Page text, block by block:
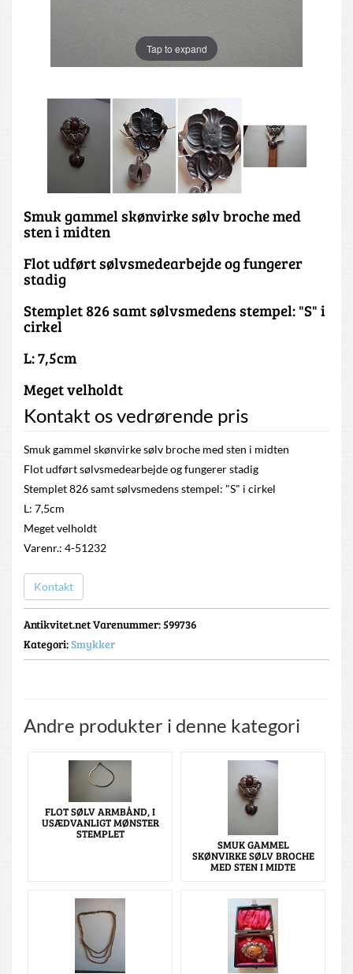
Tap to expand
Smuk gammel skønvirke sølv broche med
sten i midten
Flot udført sølvsmedearbejde og fungerer
stadig
Stemplet 826 samt sølvsmedens stempel: "S" i
cirkel
L: 7,5cm
Meget velholdt
Kontakt os vedrørende pris
Smuk gammel skønvirke sølv broche med sten i midten
Flot udført sølvsmedearbejde og fungerer stadig
Stemplet 826 samt sølvsmedens stempel: "S" i cirkel
L: 7,5cm
Meget velholdt
Varenr.: 4-51232
Kontakt
Antikvitet.net Varenummer: 599736
Kategori:Smykker
Andre produkter i denne kategori
FLOT SØLV ARMBÅND, I
USÆDVANLIGT MØNSTER
STEMPLET
SMUK GAMMEL
SKØNVIRKE SØLV BROCHE
MED STEN I MIDTE